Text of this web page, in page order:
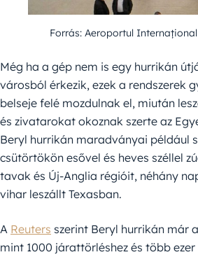
Forrás: Aeroportul
Még ha a gép nem is egy hurrikán
városból érkezik, ezek a rendszerek
belseje felé mozdulnak el, miután
és zivatarokat okoznak szerte az
Beryl hurrikán maradványai például
csütörtökön esővel és heves széllel
tavak és Új-Anglia régióit, néhány
vihar leszállt Texasban.
A Reuters szerint Beryl hurrikán már
mint 1000 járattörléshez és több ezer